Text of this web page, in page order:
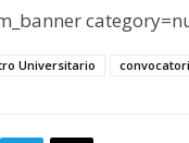
Universitario